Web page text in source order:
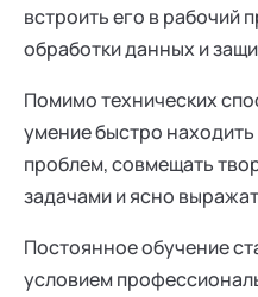
встроить его в рабочий
обработки данных и
Помимо технических
умение быстро
проблем, совмещать
задачами и ясно
Постоянное обучение
условием